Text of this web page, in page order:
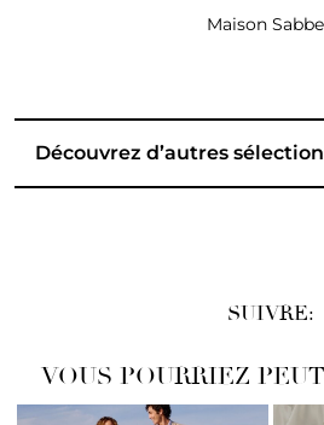
Maison
Découvrez d’autres
SUIVRE:
VOUS POURRIEZ